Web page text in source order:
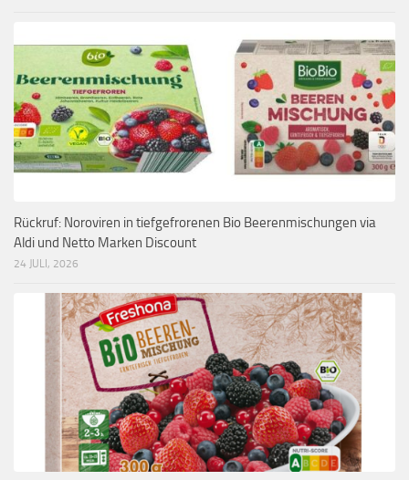
Rückruf: Noroviren in tiefgefrorenen Bio Beerenmischungen via
Aldi und Netto Marken Discount
24 JULI, 2026